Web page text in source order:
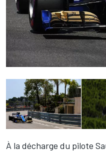
À la décharge du pilote